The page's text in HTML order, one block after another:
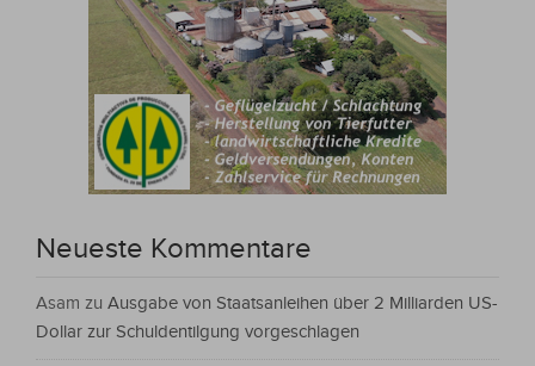
Neueste Kommentare
Asam zu Ausgabe von Staatsanleihen über 2 Milliarden US-
Dollar zur Schuldentilgung vorgeschlagen